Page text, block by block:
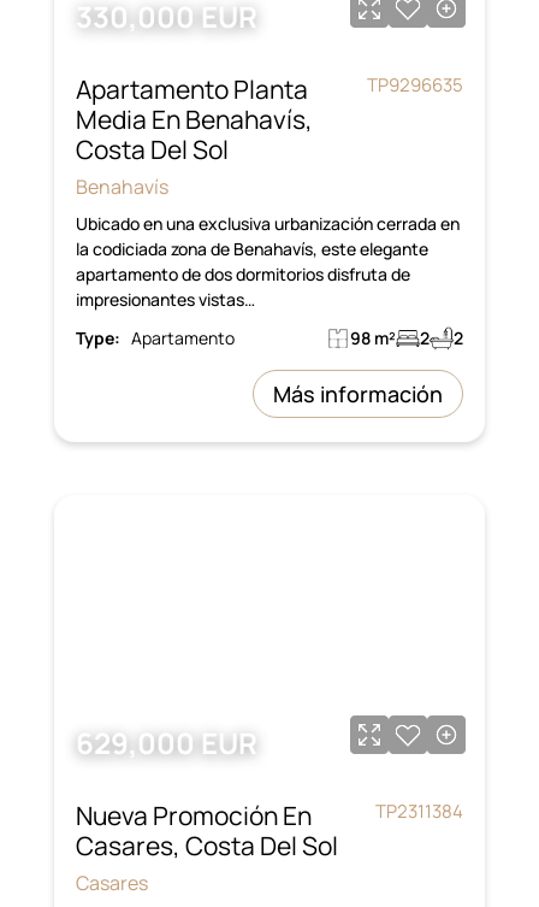
330,000 EUR
Apartamento Planta
Media En Benahavís,
Costa Del Sol
TP9296635
Benahavís
Ubicado en una exclusiva urbanización cerrada en
la codiciada zona de Benahavís, este elegante
apartamento de dos dormitorios disfruta de
impresionantes vistas…
Type: Apartamento 98 m² 2 2
Más información
629,000 EUR
Nueva Promoción En
Casares, Costa Del Sol
TP2311384
Casares